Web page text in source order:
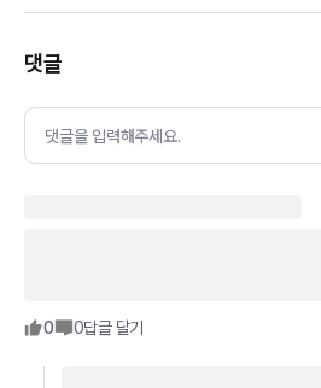
댓글
댓글을 입력해주세요.
0 0답글 달기